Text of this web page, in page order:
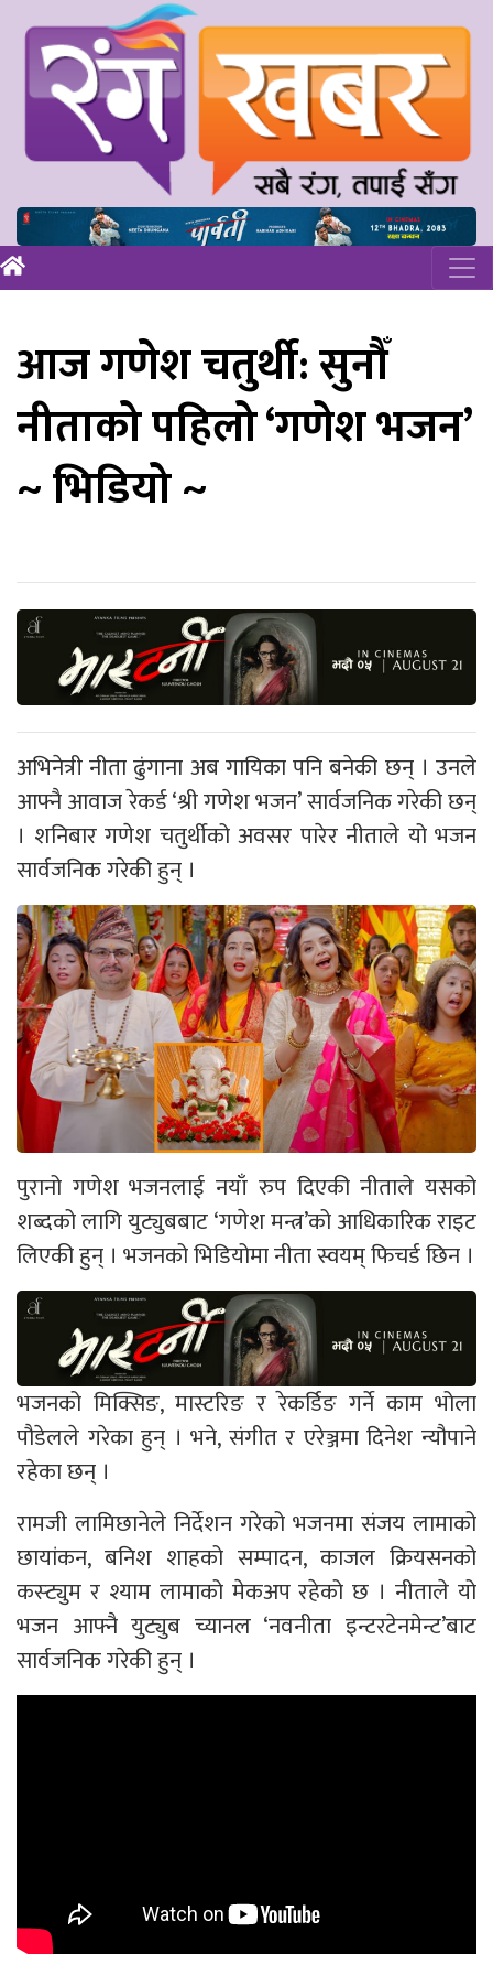
आज गणेश चतुर्थी: सुनौँ
नीताको पहिलो ‘गणेश भजन’
~ भिडियो ~
अभिनेत्री नीता ढुंगाना अब गायिका पनि बनेकी छन् । उनले
आफ्नै आवाज रेकर्ड ‘श्री गणेश भजन’ सार्वजनिक गरेकी छन्
। शनिबार गणेश चतुर्थीको अवसर पारेर नीताले यो भजन
सार्वजनिक गरेकी हुन् ।
पुरानो गणेश भजनलाई नयाँ रुप दिएकी नीताले यसको
शब्दको लागि युट्युबबाट ‘गणेश मन्त्र’को आधिकारिक राइट
लिएकी हुन् । भजनको भिडियोमा नीता स्वयम् फिचर्ड छिन ।
भजनको मिक्सिङ, मास्टरिङ र रेकर्डिङ गर्ने काम भोला
पौडेलले गरेका हुन् । भने, संगीत र एरेञ्जमा दिनेश न्यौपाने
रहेका छन् ।
रामजी लामिछानेले निर्देशन गरेको भजनमा संजय लामाको
छायांकन, बनिश शाहको सम्पादन, काजल क्रियसनको
कस्ट्युम र श्याम लामाको मेकअप रहेको छ । नीताले यो
भजन आफ्नै युट्युब च्यानल ‘नवनीता इन्टरटेनमेन्ट’बाट
सार्वजनिक गरेकी हुन् ।